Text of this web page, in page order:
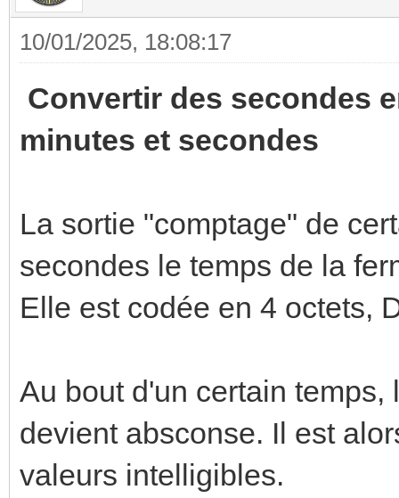
10/01/2025, 18:08:17
Convertir des secondes
minutes et secondes
La sortie "comptage" de
secondes le temps de la
Elle est codée en 4 octets,
Au bout d'un certain
devient absconse. Il est
valeurs intelligibles.